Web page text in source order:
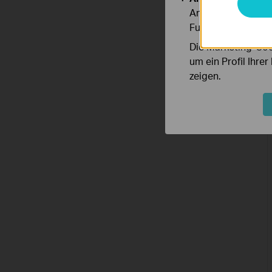
Analyse-Cookies
Funktionsweise
Die Marketing-
um ein Profil Ihrer
zeigen.